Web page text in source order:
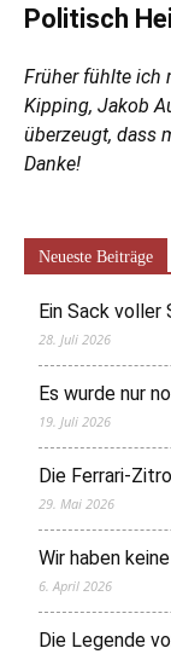
Politisch
Früher fühlte ich
Kipping, Jakob
überzeugt, dass
Danke!
Neueste Beiträge
Ein Sack voller
28. Juli 2026
Es wurde nur
19. Juli 2026
Die Ferrari-
29. Mai 2026
Wir haben
6. April 2026
Die Legende